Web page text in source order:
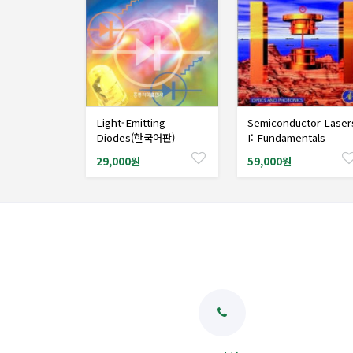
샘플도서신청
Light-Emitting
Diodes(한국어판)
29,000원
샘플도서신청
Semiconductor
I: Fundamentals
59,000원